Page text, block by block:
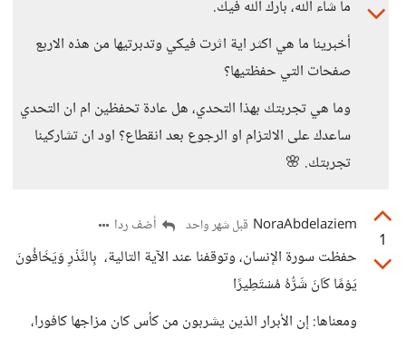
ما شاء الله، بارك الله فيك.
أخبرينا ما هي اكثر اية اثرت فيكي وتدبرتيها من هذه الاربع
صفحات التي حفظتيها؟
وما هي تجربتك بهذا التحدي، هل عادة تحفظين ام ان التحدي
ساعدك على الالتزام او الرجوع بعد انقطاع؟ اود ان تشاركينا
تجربتك. 🌸
1
NoraAbdelaziem قبل شهر واحد أضف ردا
حفظت سورة الإنسان، وتوقفنا عند الآية التالية، بِالنَّذْرِ وَيَخَافُونَ
يَوْمًا كَانَ شَرُّهُ مُسْتَطِيرًا
ومعناها: إن الأبرار الذين يشربون من كأس كان مزاجها كافورا،